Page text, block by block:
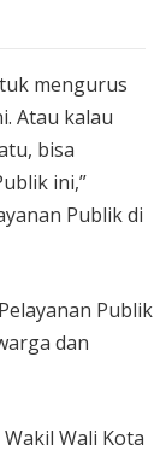
mengurus
Atau kalau
bisa
ini,”
Publik di
Publik
dan
Wali Kota